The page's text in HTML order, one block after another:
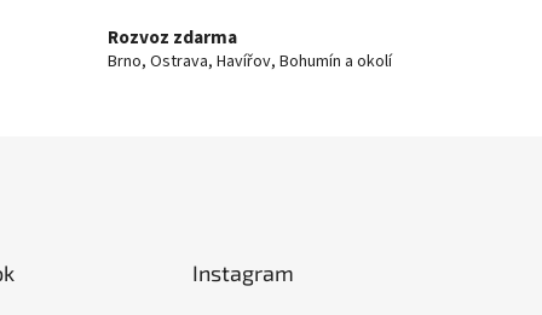
Rozvoz zdarma
Brno, Ostrava, Havířov, Bohumín a okolí
Instagram